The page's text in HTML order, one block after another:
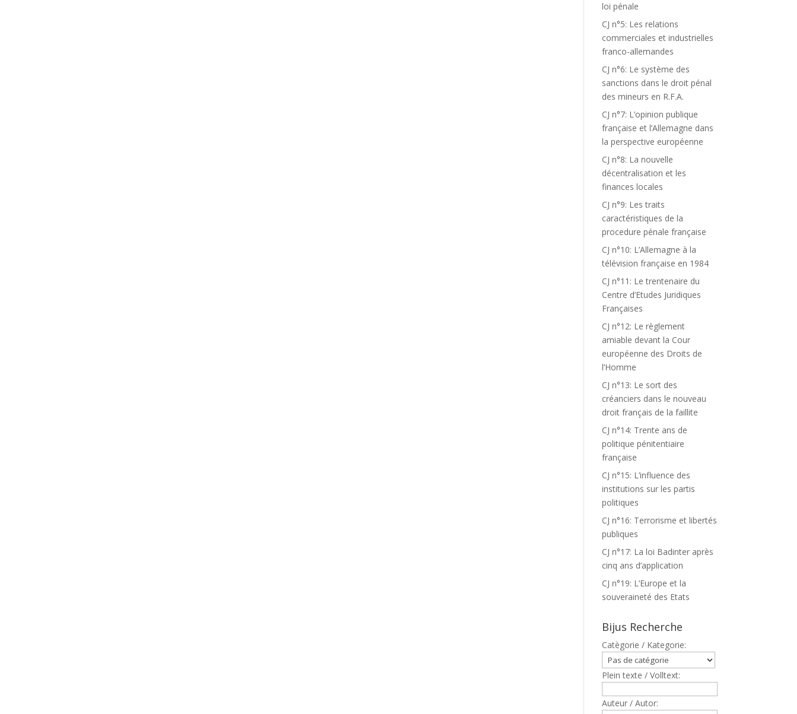
loi pénale
CJ n°5: Les relations
commerciales et industrielles
franco-allemandes
CJ n°6: Le système des
sanctions dans le droit pénal
des mineurs en R.F.A.
CJ n°7: L’opinion publique
française et l’Allemagne dans
la perspective européenne
CJ n°8: La nouvelle
décentralisation et les
finances locales
CJ n°9: Les traits
caractéristiques de la
procedure pénale française
CJ n°10: L’Allemagne à la
télévision française en 1984
CJ n°11: Le trentenaire du
Centre d’Etudes Juridiques
Françaises
CJ n°12: Le règlement
amiable devant la Cour
européenne des Droits de
l’Homme
CJ n°13: Le sort des
créanciers dans le nouveau
droit français de la faillite
CJ n°14: Trente ans de
politique pénitentiaire
française
CJ n°15: L’influence des
institutions sur les partis
politiques
CJ n°16: Terrorisme et libertés
publiques
CJ n°17: La loi Badinter après
cinq ans d’application
CJ n°19: L’Europe et la
souveraineté des Etats
Bijus Recherche
Catègorie / Kategorie:
Plein texte / Volltext:
Auteur / Autor: